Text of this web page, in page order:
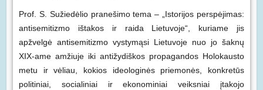
Prof. S. Sužiedėlio pranešimo tema –
„Istorijos perspėjimas:
antisemitizmo ištakos ir raida Lietuvoje“, kuriame jis
apžvelgė antisemitizmo vystymąsi Lietuvoje nuo jo šaknų
XIX-ame amžiuje iki antižydiškos propagandos Holokausto
metu ir vėliau, kokios ideologinės priemonės, konkretūs
politiniai, socialiniai ir ekonominiai veiksniai įtakojo